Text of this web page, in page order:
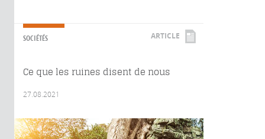
SOCIÉTÉS ARTICLE
Ce que les ruines disent de nous
27.08.2021